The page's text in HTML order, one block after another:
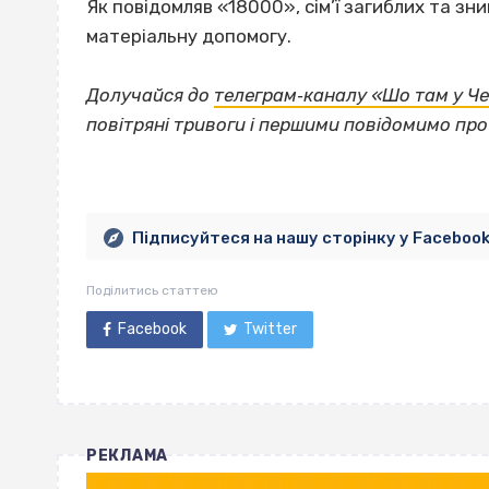
Як повідомляв «18000», сім’ї загиблих та
матеріальну допомогу.
Долучайся до телеграм‐каналу «Шо там у
повітряні тривоги і першими повідомимо
Підписуйтеся на нашу сторінку у Facebook
Поділитись статтею
Facebook Twitter
РЕКЛАМА